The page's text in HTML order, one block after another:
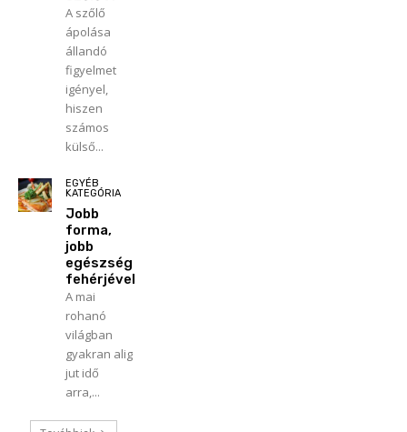
A szőlő
ápolása
állandó
figyelmet
igényel,
hiszen
számos
külső...
EGYÉB
KATEGÓRIA
Jobb
forma,
jobb
egészség
fehérjével
A mai
rohanó
világban
gyakran alig
jut idő
arra,...